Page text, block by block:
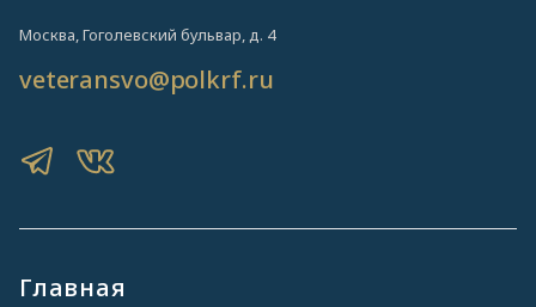
Главная
Москва, Гоголевский бульвар, д. 4
veteransvo@polkrf.ru